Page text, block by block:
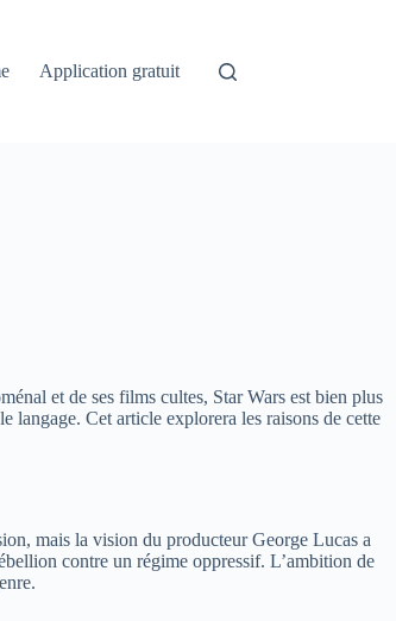
Application gratuit
et de ses films cultes, Star Wars est bien plus
langage. Cet article explorera les raisons de cette
mais la vision du producteur George Lucas a
contre un régime oppressif. L’ambition de